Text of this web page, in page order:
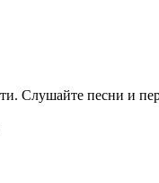
Слушайте песни и